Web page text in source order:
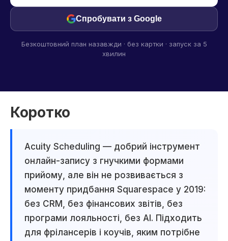
Спробувати з Google
Безкоштовний план назавжди · без картки · запуск за 5
хвилин
Коротко
Acuity Scheduling — добрий інструмент
онлайн-запису з гнучкими формами
прийому, але він не розвивається з
моменту придбання Squarespace у 2019:
без CRM, без фінансових звітів, без
програми лояльності, без AI. Підходить
для фрілансерів і коучів, яким потрібне